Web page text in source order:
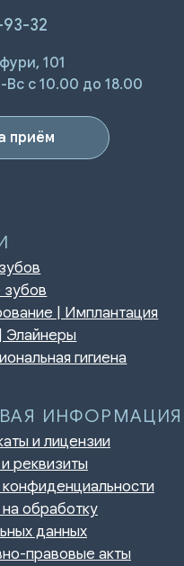
93-32
101
с 10.00 до 18.00
приём
акты